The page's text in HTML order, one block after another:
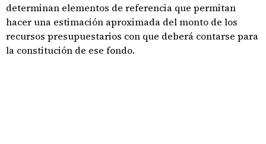
determinan elementos de referencia que permitan
hacer una estimación aproximada del monto de los
recursos presupuestarios con que deberá contarse para
la constitución de ese fondo.